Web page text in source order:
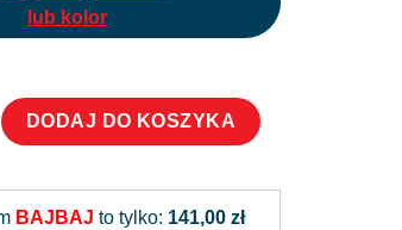
lub kolor
szybę z logo kancelarii prawnej
DODAJ DO KOSZYKA Alternative:
BAJBAJ to tylko: 141,00 zł